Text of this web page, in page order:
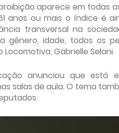
aparece em todas
anos ou mais o índice é
transversal na
gênero, idade, todos os
Gabrielle Selani.
anunciou que está
salas de aula. O tema